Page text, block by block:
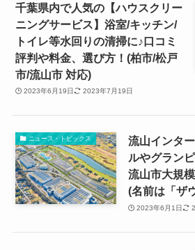
千葉県内で人気の【ハウスクリー
ニングサービス】浴室/キッチン/
トイレ等水回りの清掃に♪口コミ
評判や料金、選び方！(柏市/松戸
市/流山市 対応)
2023年6月19日 2023年7月19日
ニュース・トピックス
流山インタ
ルやグラン
流山市大規
(名前は「ザ
2023年6月1日